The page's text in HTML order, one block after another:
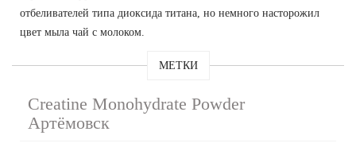
отбеливателей типа диоксида титана, но немного насторожил
цвет мыла чай с молоком.
МЕТКИ
Creatine Monohydrate Powder
Артёмовск